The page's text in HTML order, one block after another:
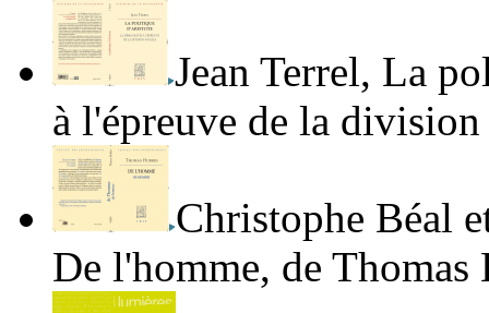
Jean Terrel, La
à l'épreuve de la
Christophe Béal
De l'homme, de